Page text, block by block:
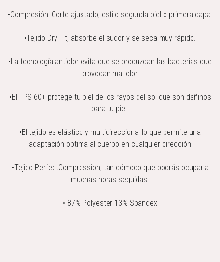
•Compresión: Corte ajustado, estilo segunda piel o primera capa.
•Tejido Dry-Fit, absorbe el sudor y se seca muy rápido.
•La tecnología antiolor evita que se produzcan las bacterias que
provocan mal olor.
•El FPS 60+ protege tu piel de los rayos del sol que son dañinos
para tu piel.
•El tejido es elástico y multidireccional lo que permite una
adaptación optima al cuerpo en cualquier dirección
•Tejido PerfectCompression, tan cómodo que podrás ocuparla
muchas horas seguidas.
• 87% Polyester 13% Spandex